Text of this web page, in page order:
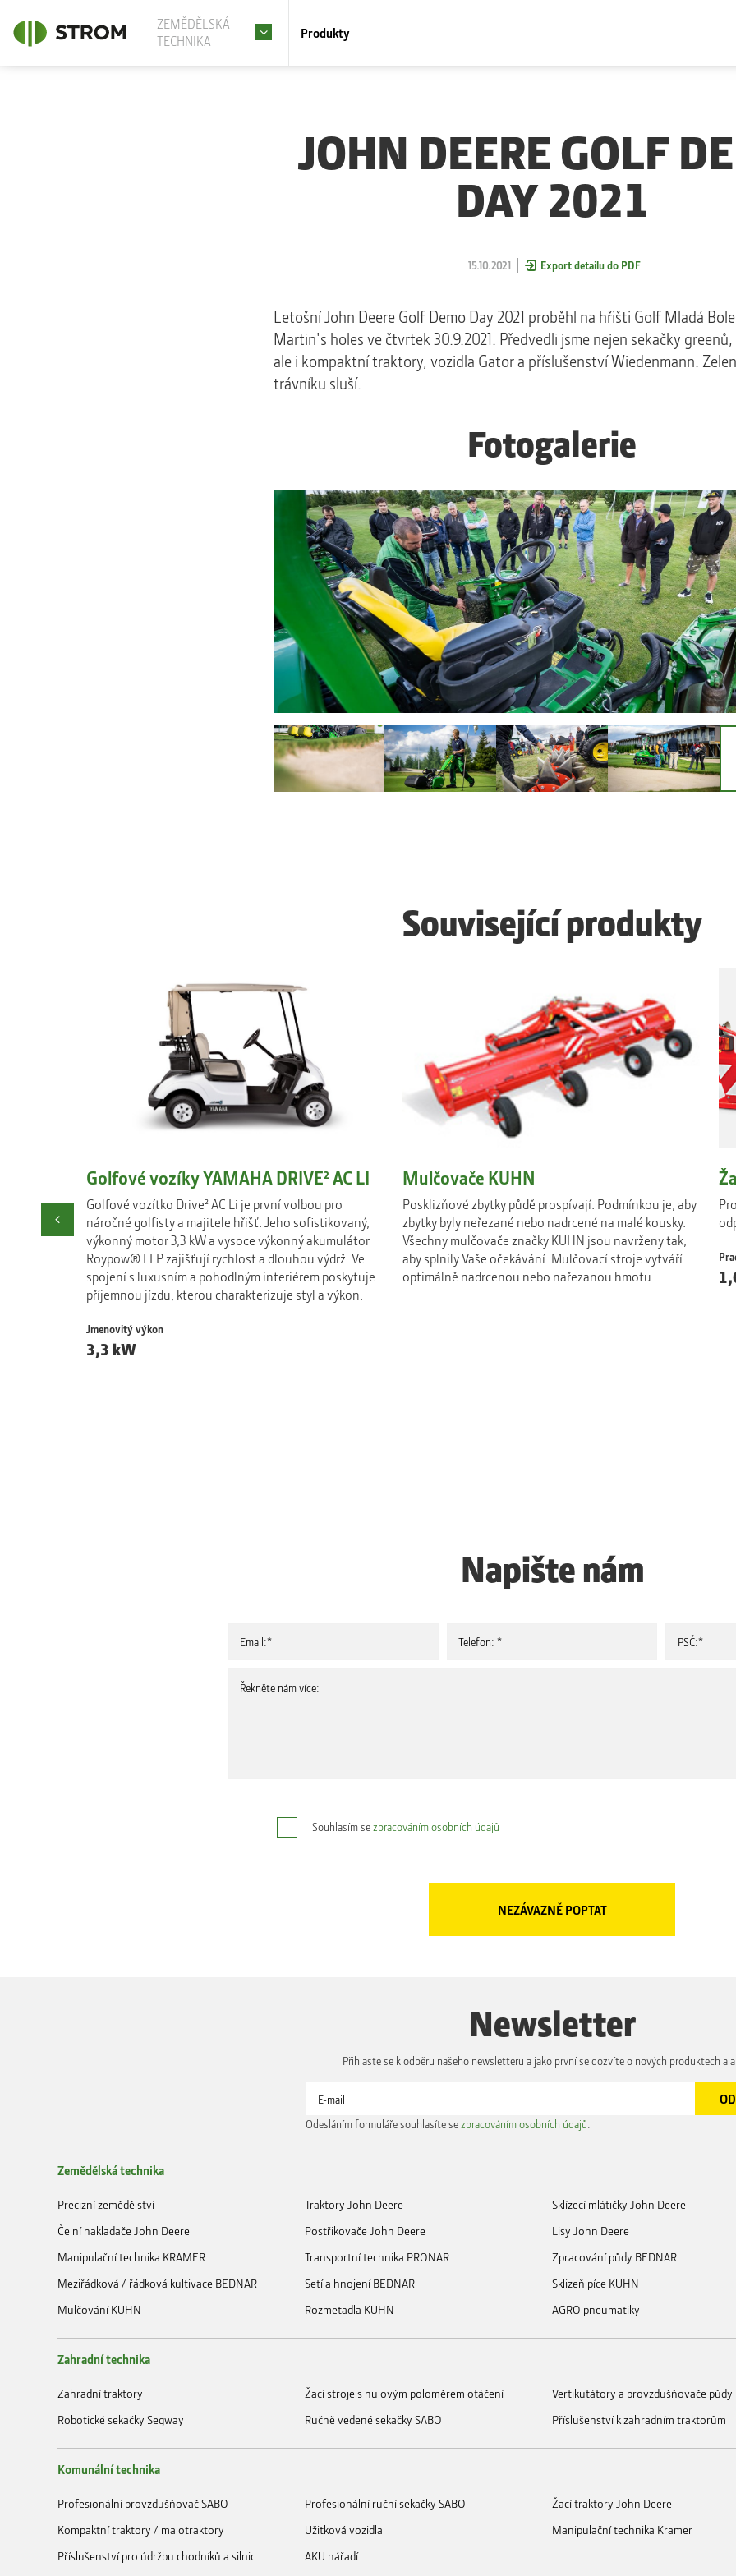
ZEMĚDĚLSKÁ
TECHNIKA
Produkty
JOHN DEERE GOLF
DAY 2021
15.10.2021 Export detailu do PDF
Letošní John DeereGolf Demo Day 2021 proběhl na hřišti Golf Mladá
Martin's holes ve čtvrtek 30.9.2021. Předvedli jsme nejen sekačky
ale i kompaktní traktory, vozidla Gator a příslušenstvíWiedenmann.
trávníku sluší.
Fotogalerie
Související produkty
Previous
Golfové vozíky YAMAHA DRIVE² AC LI
Golfové vozítko Drive² AC Li je první volbou pro
náročné golfisty a majitele hřišť. Jeho sofistikovaný,
výkonný motor 3,3 kW a vysoce výkonný akumulátor
Roypow® LFP zajišťují rychlost a dlouhou výdrž. Ve
spojení s luxusním a pohodlným interiérem poskytuje
příjemnou jízdu, kterou charakterizuje styl a výkon.
Jmenovitý výkon
3,3 kW
Mulčovače KUHN
Posklizňové zbytky půdě prospívají. Podmínkou je, aby
zbytky byly neřezané nebo nadrcené na malé kousky.
Všechny mulčovače značky KUHN jsou navrženy tak,
aby splnily Vaše očekávání. Mulčovací stroje vytváří
optimálně nadrcenou nebo nařezanou hmotu.
Napište nám
Souhlasím sezpracováním osobních údajů
Newsletter
Přihlaste se k odběru našeho newsletteru a jako první se dozvíte o nových produktech a
Odesláním formuláře souhlasíte sezpracováním osobních údajů
Zemědělská technika
Precizní zemědělství Traktory John Deere
Sklízecí mlátičky John Deere
Čelní nakladače John Deere
Postřikovače John Deere
Lisy John Deere
Manipulační technika KRAMER
Transportní technika PRONAR
Zpracování půdy BEDNAR
Meziřádková / řádková kultivace BEDNAR
Setí a hnojení BEDNAR
Sklizeň píce KUHN
Mulčování KUHN
Rozmetadla KUHN AGRO pneumatiky
Zahradní technika
Zahradní traktory Žací stroje s nulovým poloměrem otáčení
Vertikutátory a provzdušňovače půdy
Robotické sekačky Segway
Ručně vedené sekačky SABO Příslušenství k zahradním traktorům
Komunální technika
Profesionální provzdušňovač SABO Profesionální ruční sekačky SABO
Žací traktory John Deere
Kompaktní traktory / malotraktory
Užitková vozidla
Manipulační technika Kramer
Příslušenství pro údržbu chodníků a silnic
AKU nářadí